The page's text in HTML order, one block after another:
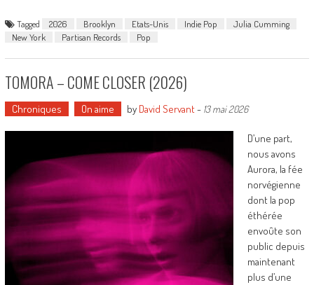
Tagged 2026 Brooklyn Etats-Unis Indie Pop
Julia Cumming
New York
Partisan Records Pop
TOMORA – COME CLOSER (2026)
Chroniques On aime by David Servant- 13 mai 2026
D’une part,
nous avons
Aurora, la fée
norvégienne
dont la pop
éthérée
envoûte son
public depuis
maintenant
plus d’une